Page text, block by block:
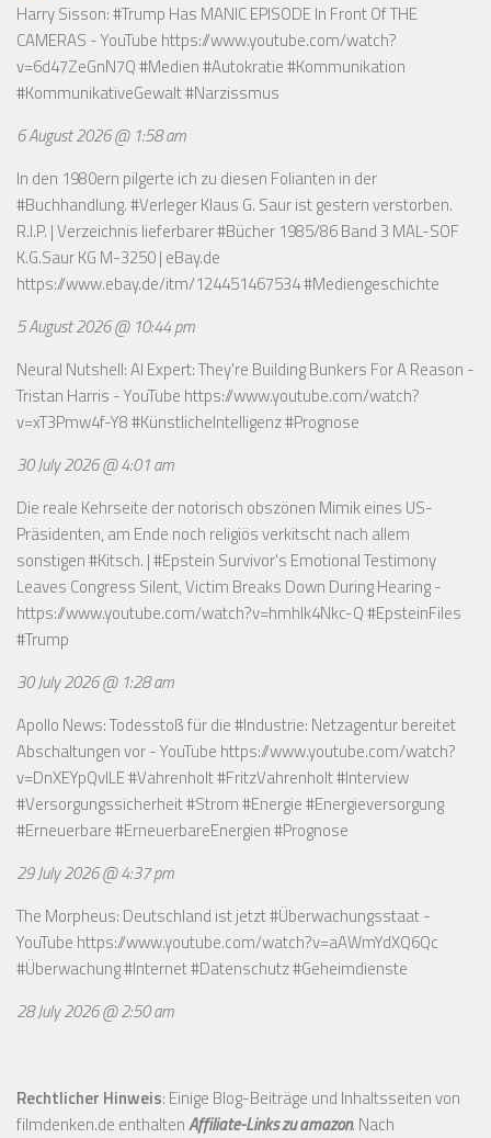
Harry Sisson: #Trump Has MANIC EPISODE In Front Of THE
CAMERAS - YouTube https://www.youtube.com/watch?
v=6d47ZeGnN7Q#Medien #Autokratie #Kommunikation
#KommunikativeGewalt #Narzissmus
6 August 2026 @ 1:58 am
In den 1980ern pilgerte ich zu diesen Folianten in der
#Buchhandlung. #Verleger Klaus G. Saur ist gestern verstorben.
R.I.P. | Verzeichnis lieferbarer #Bücher 1985/86 Band 3 MAL-SOF
K.G.Saur KG M-3250 | eBay.de
https://www.ebay.de/itm/124451467534#Mediengeschichte
5 August 2026 @ 10:44 pm
Neural Nutshell: AI Expert: They're Building Bunkers For A Reason -
Tristan Harris - YouTube https://www.youtube.com/watch?
v=xT3Pmw4f-Y8#KünstlicheIntelligenz #Prognose
30 July 2026 @ 4:01 am
Die reale Kehrseite der notorisch obszönen Mimik eines US-
Präsidenten, am Ende noch religiös verkitscht nach allem
sonstigen #Kitsch. | #Epstein Survivor's Emotional Testimony
Leaves Congress Silent, Victim Breaks Down During Hearing -
https://www.youtube.com/watch?v=hmhlk4Nkc-Q#EpsteinFiles
#Trump
30 July 2026 @ 1:28 am
Apollo News: Todesstoß für die #Industrie: Netzagentur bereitet
Abschaltungen vor - YouTube https://www.youtube.com/watch?
v=DnXEYpQvILE#Vahrenholt #FritzVahrenholt #Interview
#Versorgungssicherheit #Strom #Energie #Energieversorgung
#Erneuerbare #ErneuerbareEnergien #Prognose
29 July 2026 @ 4:37 pm
The Morpheus: Deutschland ist jetzt #Überwachungsstaat -
YouTube https://www.youtube.com/watch?v=aAWmYdXQ6Qc
#Überwachung #Internet #Datenschutz #Geheimdienste
28 July 2026 @ 2:50 am
Rechtlicher Hinweis: Einige Blog-Beiträge und Inhaltsseiten von
filmdenken.de enthaltenAffiliate-Links zu amazon. Nach